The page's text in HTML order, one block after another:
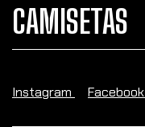
CAMISETAS
Instagram Facebook